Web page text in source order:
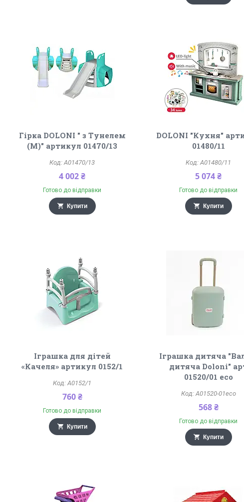
Гірка DOLONI " з Тунелем
(М)" артикул 01470/13
A01470/13
4 002 ₴
Готово до відправки
Купити
DOLONI "Кухня"
01480/11
A01480/11
5 074 ₴
Готово до відправки
Купити
Іграшка для дітей
«Качеля» артикул 0152/1
A0152/1
760 ₴
Готово до відправки
Купити
Іграшка дитяча
дитяча Doloni"
01520/01 eco
A01520-01eco
568 ₴
Готово до відправки
Купити